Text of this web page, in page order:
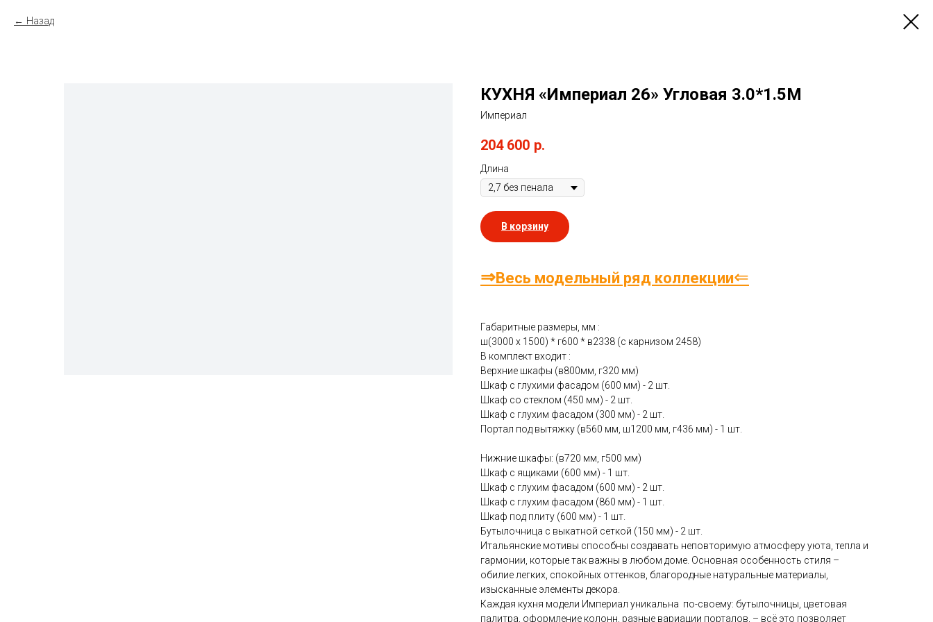
Назад
КУХНЯ «Империал 26» Угловая 3.0*1.5М
Империал
204 600 р.
Длина
В корзину
⇒Весь модельный ряд коллекции⇐
Габаритные размеры, мм :
ш(3000 х 1500) * г600 * в2338 (с карнизом 2458)
В комплект входит :
Верхние шкафы (в800мм, г320 мм)
Шкаф с глухими фасадом (600 мм) - 2 шт.
Шкаф со стеклом (450 мм) - 2 шт.
Шкаф с глухим фасадом (300 мм) - 2 шт.
Портал под вытяжку (в560 мм, ш1200 мм, г436 мм) - 1 шт.
Нижние шкафы: (в720 мм, г500 мм)
Шкаф с ящиками (600 мм) - 1 шт.
Шкаф с глухим фасадом (600 мм) - 2 шт.
Шкаф с глухим фасадом (860 мм) - 1 шт.
Шкаф под плиту (600 мм) - 1 шт.
Бутылочница с выкатной сеткой (150 мм) - 2 шт.
Итальянские мотивы способны создавать неповторимую атмосферу уюта, тепла и
гармонии, которые так важны в любом доме. Основная особенность стиля –
обилие легких, спокойных оттенков, благородные натуральные материалы,
изысканные элементы декора.
Каждая кухня модели Империал уникальна по-своему: бутылочницы, цветовая
палитра, оформление колонн, разные вариации порталов, – всё это позволяет